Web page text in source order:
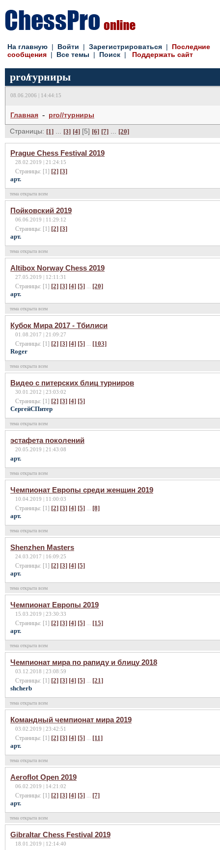
На главную | Войти | Зарегистрироваться | Последние
сообщения | Все темы | Поиск | Поддержать сайт
pro//турниры
08.06.2006 | 14:44:15
Главная - pro//турниры
Страницы: [1] [3] [4] [5] [6] [7] [20]
Prague Chess Festival 2019
28.02.2019 | 21:24:15
Страницы: [1] [2] [3]
арт.
тема открыта всем
Пойковский 2019
06.06.2019 | 11:29:12
Страницы: [1] [2] [3]
арт.
тема открыта всем
Altibox Norway Chess 2019
27.05.2019 | 12:11:31
Страницы: [1] [2] [3] [4] [5] ... [20]
арт.
тема открыта всем
Кубок Мира 2017 - Тбилиси
01.08.2017 | 21:09:27
Страницы: [1] [2] [3] [4] [5] ... [103]
Roger
тема открыта всем
Видео с питерских блиц турниров
30.01.2012 | 23:03:02
Страницы: [1] [2] [3] [4] [5]
СергейСПитер
тема открыта всем
эстафета поколений
20.05.2019 | 21:43:08
арт.
тема открыта всем
Чемпионат Европы среди женщин 2019
10.04.2019 | 11:00:03
Страницы: [1] [2] [3] [4] [5] ... [8]
арт.
тема открыта всем
Shenzhen Masters
24.03.2017 | 16:09:25
Страницы: [1] [2] [3] [4] [5]
арт.
тема открыта всем
Чемпионат Европы 2019
15.03.2019 | 23:30:33
Страницы: [1] [2] [3] [4] [5] ... [15]
арт.
тема открыта всем
Чемпионат мира по рапиду и блицу 2018
03.12.2018 | 23:08:59
Страницы: [1] [2] [3] [4] [5] ... [21]
shcherb
тема открыта всем
Командный чемпионат мира 2019
03.02.2019 | 23:42:51
Страницы: [1] [2] [3] [4] [5] ... [11]
арт.
тема открыта всем
Aeroflot Open 2019
06.02.2019 | 14:21:02
Страницы: [1] [2] [3] [4] [5] ... [7]
арт.
тема открыта всем
Gibraltar Chess Festival 2019
18.01.2019 | 12:14:40